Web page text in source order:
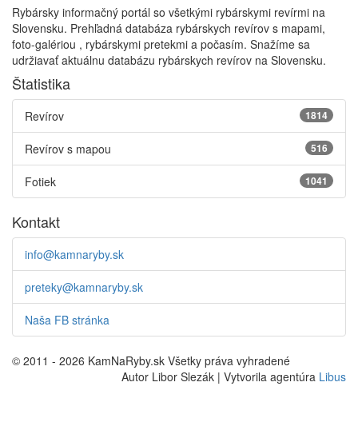
Rybársky informačný portál so všetkými rybárskymi revírmi na
Slovensku. Prehľadná databáza rybárskych revírov s mapami,
foto-galériou , rybárskymi pretekmi a počasím. Snažíme sa
udržiavať aktuálnu databázu rybárskych revírov na Slovensku.
Štatistika
1814
Revírov
516
Revírov s mapou
1041
Fotiek
Kontakt
info@kamnaryby.sk
preteky@kamnaryby.sk
Naša FB stránka
© 2011 - 2026 KamNaRyby.sk Všetky práva vyhradené
Autor Libor Slezák | Vytvorila agentúra Libus